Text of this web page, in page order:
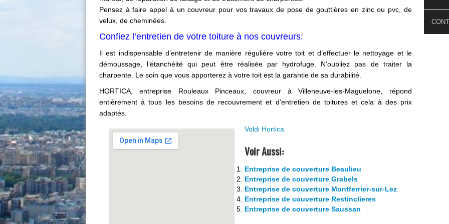
Pensez à faire appel à un couvreur pour vos travaux de pose de gouttières en zinc ou pvc, de
velux, de cheminées.
Confiez l’entretien de votre toiture à nos couvreurs:
Il est indispensable d’entretenir de manière régulière votre toit et d’effectuer le nettoyage et le
démoussage, l’étanchéité qui peut être réalisée par hydrofuge. N’oubliez pas de traiter la
charpente. Le soin que vous apporterez à votre toit est la garantie de sa durabilité.
HORTICA, entreprise Rouleaux Pinceaux, couvreur à Villeneuve-les-Maguelone, répond
entièrement à tous les besoins de recouvrement et d’entretien de toitures et cela à des prix
adaptés.
Voldi Hortica
Voir Aussi:
Entreprise de couverture Beaulieu
Entreprise de couverture Grabels
Entreprise de couverture Montferrier-sur-Lez
Entreprise de couverture Restinclieres
Entreprise de couverture Saussan